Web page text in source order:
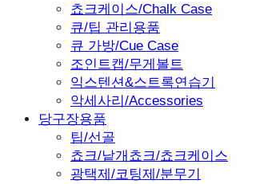
쵸크케이스/Chalk Case
큐/팁 관리용품
큐 가방/Cue Case
조인트캡/무게볼트
익스텐션&스트록연습기
악세사리/Accessories
당구장용품
팁/선골
쵸크/낱개쵸크/쵸크케이스
광택제/코팅제/분무기